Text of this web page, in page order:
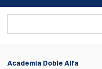
Academia Doble Alfa